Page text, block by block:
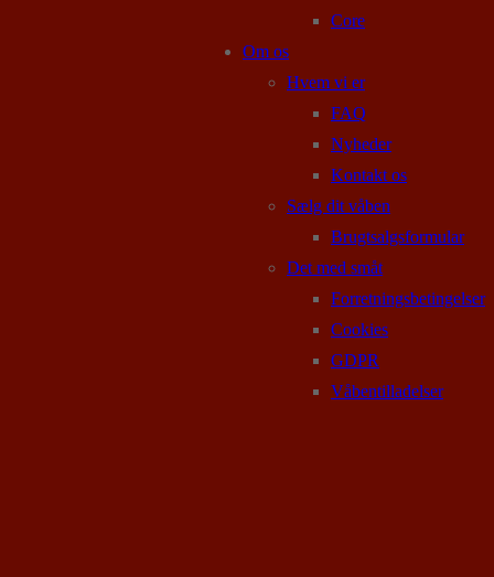
Core
Om os
Hvem vi er
FAQ
Nyheder
Kontakt os
Sælg dit våben
Brugtsalgsformular
Det med småt
Forretningsbetingelser
Cookies
GDPR
Våbentilladelser